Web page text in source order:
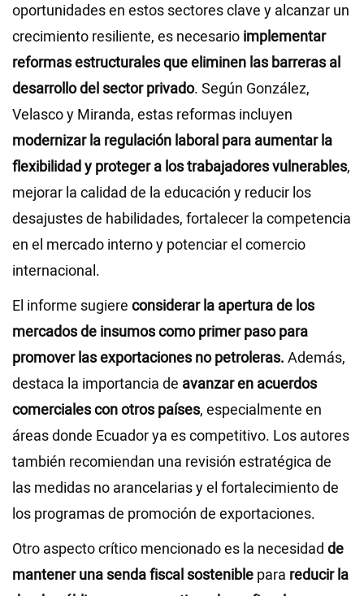
oportunidades en estos sectores clave y alcanzar un
crecimiento resiliente, es necesario implementar
reformas estructurales que eliminen las barreras al
desarrollo del sector privado. Según González,
Velasco y Miranda, estas reformas incluyen
modernizar la regulación laboral para aumentar la
flexibilidad y proteger a los trabajadores vulnerables,
mejorar la calidad de la educación y reducir los
desajustes de habilidades, fortalecer la competencia
en el mercado interno y potenciar el comercio
internacional.
El informe sugiere considerar la apertura de los
mercados de insumos como primer paso para
promover las exportaciones no petroleras. Además,
destaca la importancia de avanzar en acuerdos
comerciales con otros países, especialmente en
áreas donde Ecuador ya es competitivo. Los autores
también recomiendan una revisión estratégica de
las medidas no arancelarias y el fortalecimiento de
los programas de promoción de exportaciones.
Otro aspecto crítico mencionado es la necesidad de
mantener una senda fiscal sostenible para reducir la